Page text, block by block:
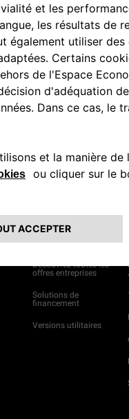
est légitime;
utilisé et lisible,
y compris lorsque les
10135 Turin, Italie ou à
Solutions Entreprises
Découvrez toutes les
offres entreprises
Solutions de
financement
Versions utilitaires